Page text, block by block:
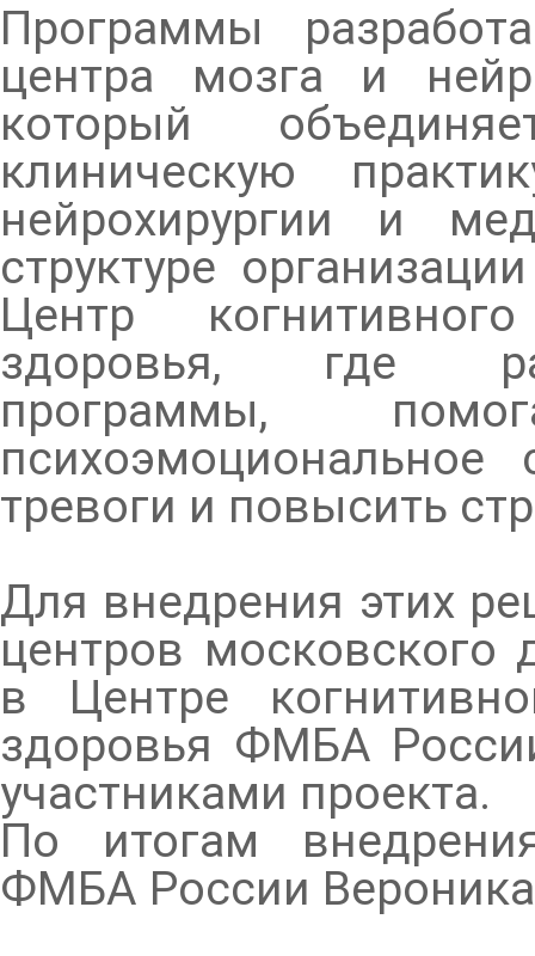
Программы
центра мозга и
который
клиническую
нейрохирургии и
структуре
Центр
здоровья, где
программы,
психоэмоциональное
тревоги и повысить
Для внедрения этих
центров московского
в Центре
здоровья ФМБА
участниками проекта.
По итогам
ФМБА России